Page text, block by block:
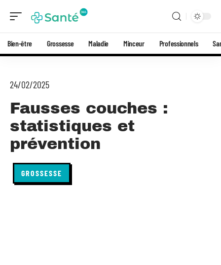
Bien-être Grossesse Maladie Minceur Professionnels
24/02/2025
Fausses couches :
statistiques et
prévention
GROSSESSE